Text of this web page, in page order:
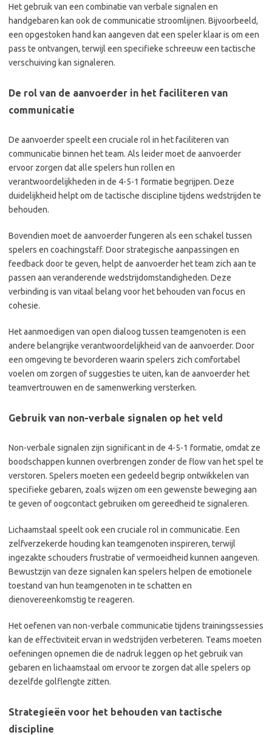
Het gebruik van een combinatie van verbale signalen en
handgebaren kan ook de communicatie stroomlijnen. Bijvoorbeeld,
een opgestoken hand kan aangeven dat een speler klaar is om een
pass te ontvangen, terwijl een specifieke schreeuw een tactische
verschuiving kan signaleren.
De rol van de aanvoerder in het faciliteren van
communicatie
De aanvoerder speelt een cruciale rol in het faciliteren van
communicatie binnen het team. Als leider moet de aanvoerder
ervoor zorgen dat alle spelers hun rollen en
verantwoordelijkheden in de 4-5-1 formatie begrijpen. Deze
duidelijkheid helpt om de tactische discipline tijdens wedstrijden te
behouden.
Bovendien moet de aanvoerder fungeren als een schakel tussen
spelers en coachingstaff. Door strategische aanpassingen en
feedback door te geven, helpt de aanvoerder het team zich aan te
passen aan veranderende wedstrijdomstandigheden. Deze
verbinding is van vitaal belang voor het behouden van focus en
cohesie.
Het aanmoedigen van open dialoog tussen teamgenoten is een
andere belangrijke verantwoordelijkheid van de aanvoerder. Door
een omgeving te bevorderen waarin spelers zich comfortabel
voelen om zorgen of suggesties te uiten, kan de aanvoerder het
teamvertrouwen en de samenwerking versterken.
Gebruik van non-verbale signalen op het veld
Non-verbale signalen zijn significant in de 4-5-1 formatie, omdat ze
boodschappen kunnen overbrengen zonder de flow van het spel te
verstoren. Spelers moeten een gedeeld begrip ontwikkelen van
specifieke gebaren, zoals wijzen om een gewenste beweging aan
te geven of oogcontact gebruiken om gereedheid te signaleren.
Lichaamstaal speelt ook een cruciale rol in communicatie. Een
zelfverzekerde houding kan teamgenoten inspireren, terwijl
ingezakte schouders frustratie of vermoeidheid kunnen aangeven.
Bewustzijn van deze signalen kan spelers helpen de emotionele
toestand van hun teamgenoten in te schatten en
dienovereenkomstig te reageren.
Het oefenen van non-verbale communicatie tijdens trainingssessies
kan de effectiviteit ervan in wedstrijden verbeteren. Teams moeten
oefeningen opnemen die de nadruk leggen op het gebruik van
gebaren en lichaamstaal om ervoor te zorgen dat alle spelers op
dezelfde golflengte zitten.
Strategieën voor het behouden van tactische
discipline